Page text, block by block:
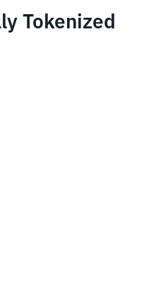
Tokenized